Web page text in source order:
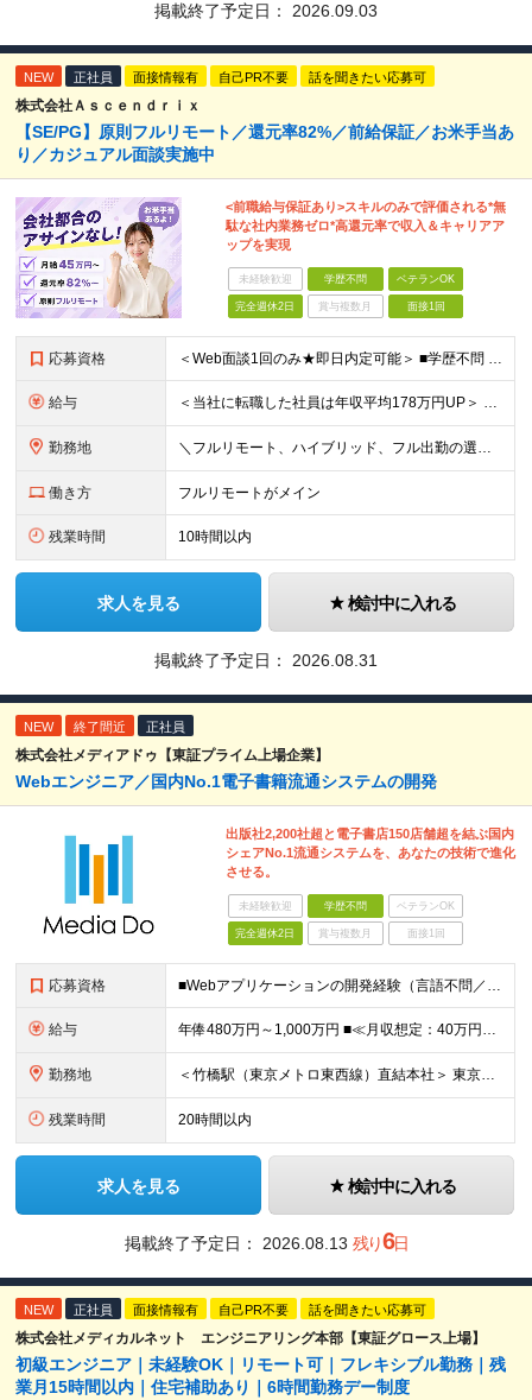
掲載終了予定日： 2026.09.03
NEW 正社員 面接情報有 自己PR不要 話を聞きたい応募可
株式会社Ａｓｃｅｎｄｒｉｘ
【SE/PG】原則フルリモート／還元率82%／前給保証／お米手当あ
り／カジュアル面談実施中
<前職給与保証あり>スキルのみで評価される*無
駄な社内業務ゼロ*高還元率で収入＆キャリアア
ップを実現
未経験歓迎 学歴不問 ベテランOK
完全週休2日 賞与複数月 面接1回
応募資格 ＜Web面談1回のみ★即日内定可能＞ ■学歴不問 ■エンジニアとしての実務経験1年以上 （開発・インフラ・技術・工程など不問）
給与 ＜当社に転職した社員は年収平均178万円UP＞ 月給45万円～120万円＋賞与＋各手当 ※経験・能力などを考慮の上、決定します ※案件の契約内容（月単金など）や昇給、賞与額はすべてシステム上で開示し
勤務地 ＼フルリモート、ハイブリッド、フル出勤の選択可＆帰社日なし／ 【下記エリアを中心とするクライアント先または自宅にて勤務】 ■首都圏：東京・埼玉・千葉・神奈川 ■関西：大阪・兵庫・京都・滋賀・奈良・和
働き方 フルリモートがメイン
残業時間 10時間以内
求人を見る 検討中に入れる
掲載終了予定日： 2026.08.31
NEW 終了間近 正社員
株式会社メディアドゥ【東証プライム上場企業】
Webエンジニア／国内No.1電子書籍流通システムの開発
出版社2,200社超と電子書店150店舗超を結ぶ国内
シェアNo.1流通システムを、あなたの技術で進化
させる。
未経験歓迎 学歴不問 ベテランOK
完全週休2日 賞与複数月 面接1回
応募資格 ■Webアプリケーションの開発経験（言語不問／目安1年以上） ※Java, PHP, Ruby, Python, Goなど、いずれかの言語でWEB開発経験があればOKです。 ■学歴不問 □複数名採用
給与 年俸480万円～1,000万円 ■≪月収想定：40万円～83万円≫ ・担当いただく業務範囲やマネジメントの有無など、役割に応じて決定します ・年俸額を12分割し、毎月支給します ・試用期間3カ月あり
勤務地 ＜竹橋駅（東京メトロ東西線）直結本社＞ 東京都千代田区一ツ橋一丁目1番1号パレスサイドビル5F・8F （変更の範囲）上記を除く当社関連勤務地
残業時間 20時間以内
求人を見る 検討中に入れる
掲載終了予定日： 2026.08.13 残り6日
NEW 正社員 面接情報有 自己PR不要 話を聞きたい応募可
株式会社メディカルネット エンジニアリング本部【東証グロース上場】
初級エンジニア｜未経験OK｜リモート可｜フレキシブル勤務｜残
業月15時間以内｜住宅補助あり｜6時間勤務デー制度